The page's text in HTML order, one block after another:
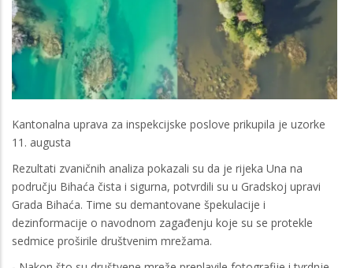
Kantonalna uprava za inspekcijske poslove prikupila je uzorke
11. augusta
Rezultati zvaničnih analiza pokazali su da je rijeka Una na
području Bihaća čista i sigurna, potvrdili su u Gradskoj upravi
Grada Bihaća. Time su demantovane špekulacije i
dezinformacije o navodnom zagađenju koje su se protekle
sedmice proširile društvenim mrežama.